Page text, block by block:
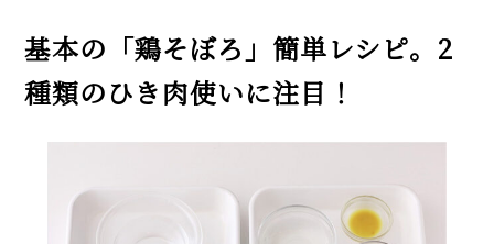
基本の「鶏そぼろ」簡単レシピ。2
種類のひき肉使いに注目！